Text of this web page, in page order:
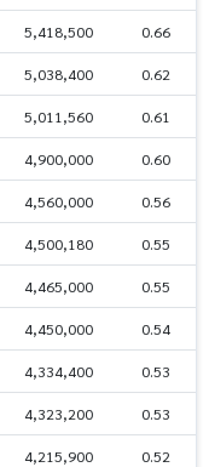
5,418,500 0.66
5,038,400 0.62
5,011,560 0.61
4,900,000 0.60
4,560,000 0.56
4,500,180 0.55
4,465,000 0.55
4,450,000 0.54
4,334,400 0.53
4,323,200 0.53
4,215,900 0.52